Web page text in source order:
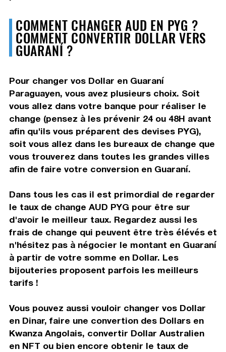
COMMENT CHANGER AUD EN PYG ?
COMMENT CONVERTIR DOLLAR VERS
GUARANÍ ?
Pour changer vos Dollar en Guaraní
Paraguayen, vous avez plusieurs choix. Soit
vous allez dans votre banque pour réaliser le
change (pensez à les prévenir 24 ou 48H avant
afin qu'ils vous préparent des devises PYG),
soit vous allez dans les bureaux de change que
vous trouverez dans toutes les grandes villes
afin de faire votre conversion en Guaraní.
Dans tous les cas il est primordial de regarder
le taux de change AUD PYG pour être sur
d'avoir le meilleur taux. Regardez aussi les
frais de change qui peuvent être très élévés et
n'hésitez pas à négocier le montant en Guaraní
à partir de votre somme en Dollar. Les
bijouteries proposent parfois les meilleurs
tarifs !
Vous pouvez aussi vouloir changer vos Dollar
en Dinar, faire une convertion des Dollars en
Kwanza Angolais, convertir Dollar Australien
en NFT ou bien encore obtenir le taux de